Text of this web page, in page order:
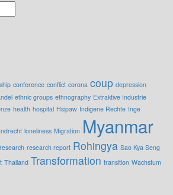
conference conflict corona coup depression
ethnic groups ethnography Extraktive Industrie
health hospital Hsipaw Indigene Rechte Inge
loneliness Migration Myanmar
research research report Rohingya Sao Kya Seng
Thailand Transformation transition Wachstum